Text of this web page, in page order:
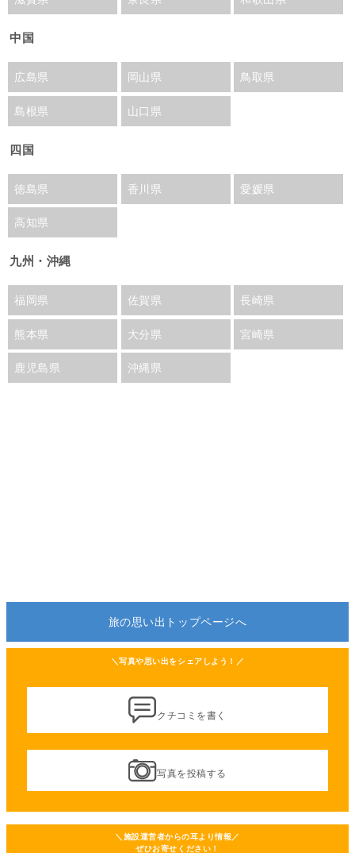
中国
広島県 岡山県 鳥取県
島根県 山口県
四国
徳島県 香川県 愛媛県
高知県
九州・沖縄
福岡県 佐賀県 長崎県
熊本県 大分県 宮崎県
鹿児島県 沖縄県
旅の思い出トップページへ
＼写真や思い出をシェアしよう！／
クチコミを書く
写真を投稿する
＼施設運営者からの耳より情報／
ぜひお寄せください！